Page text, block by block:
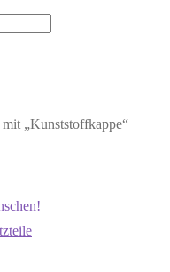
„Kunststoffkappe“